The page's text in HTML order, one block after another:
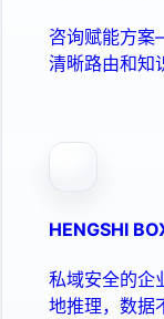
咨询赋能方
清晰路由和知
HENGSHI
私域安全的企
地推理，数据